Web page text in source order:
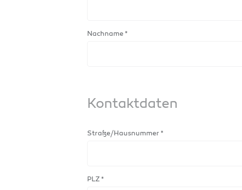
Nachname *
Kontaktdaten
Straße/Hausnummer *
PLZ *